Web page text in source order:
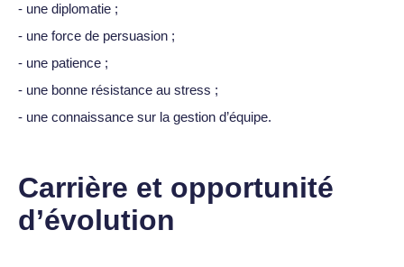
- une diplomatie ;
- une force de persuasion ;
- une patience ;
- une bonne résistance au stress ;
- une connaissance sur la gestion d’équipe.
Carrière et opportunité
d’évolution